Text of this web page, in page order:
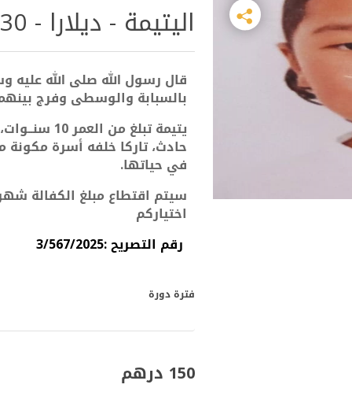
اليتيمة - ديلارا - 4377430
قال رسول الله صلى الله عليه
بالسبابة والوسطى وفرج
يتيمة
حادث، تاركا خلفه أسرة مكونة من 5 افراد بلا
في حياتها.
سيتم اقتطاع مبلغ الكفالة
اختياركم
رقم التصريح :3/567/2025
فترة دورة
150 درهم